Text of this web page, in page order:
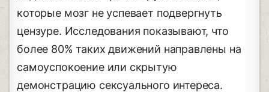
которые мозг не успевает подвергнуть
цензуре. Исследования показывают, что
более 80% таких движений направлены на
самоуспокоение или скрытую
демонстрацию сексуального интереса.